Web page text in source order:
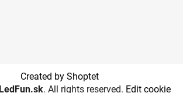
Created by Shoptet
LedFun.sk. All rights reserved. Edit cookie